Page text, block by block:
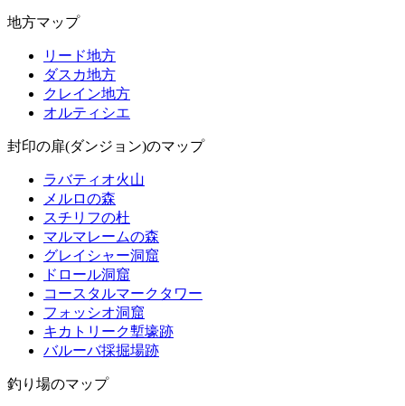
地方マップ
リード地方
ダスカ地方
クレイン地方
オルティシエ
封印の扉(ダンジョン)のマップ
ラバティオ火山
メルロの森
スチリフの杜
マルマレームの森
グレイシャー洞窟
ドロール洞窟
コースタルマークタワー
フォッシオ洞窟
キカトリーク塹壕跡
バルーバ採掘場跡
釣り場のマップ